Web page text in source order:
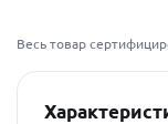
Весь товар